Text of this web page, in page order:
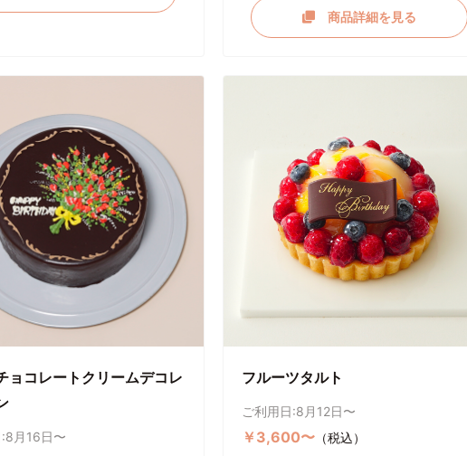
商品詳細を見る
ョコレートクリームデコレ
月16日〜
フルーツタルト
ご利用日:8月12日〜
￥3,600〜 （税込）